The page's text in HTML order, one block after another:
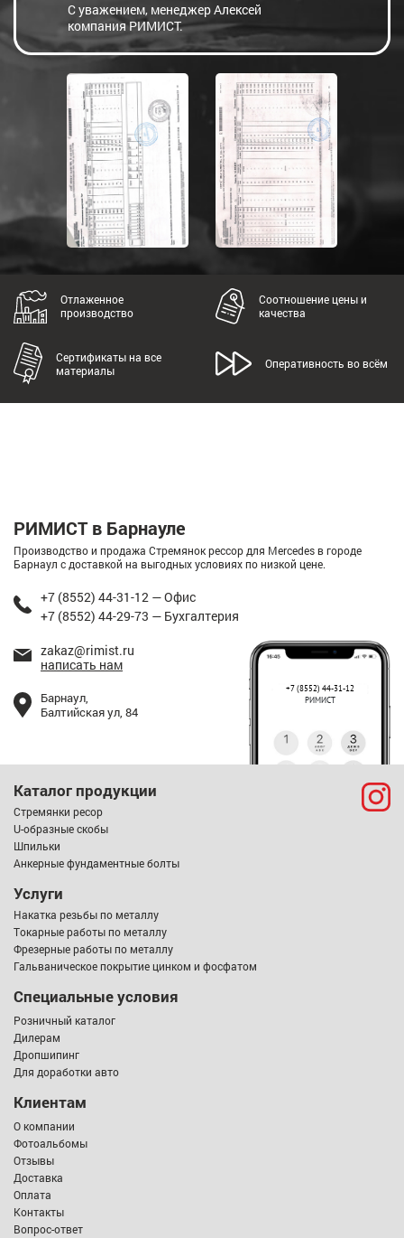
С уважением, менеджер Алексей
компания РИМИСТ.
Отлаженное
производство
Соотношение цены и
качества
Сертификаты на все
материалы
Оперативность во всём
РИМИСТ в Барнауле
Производство и продажа Стремянок рессор для Mercedes в городе
Барнаул с доставкой на выгодных условиях по низкой цене.
+7 (8552) 44-31-12 — Офис
+7 (8552) 44-29-73 — Бухгалтерия
zakaz@rimist.ru
написать нам
+7 (8552) 44-31-12
РИМИСТ
Барнаул,
Балтийская ул, 84
Каталог продукции
Стремянки ресор
U-образные скобы
Шпильки
Анкерные фундаментные болты
Услуги
Накатка резьбы по металлу
Токарные работы по металлу
Фрезерные работы по металлу
Гальваническое покрытие цинком и фосфатом
Специальные условия
Розничный каталог
Дилерам
Дропшипинг
Для доработки авто
Клиентам
О компании
Фотоальбомы
Отзывы
Доставка
Оплата
Контакты
Вопрос-ответ